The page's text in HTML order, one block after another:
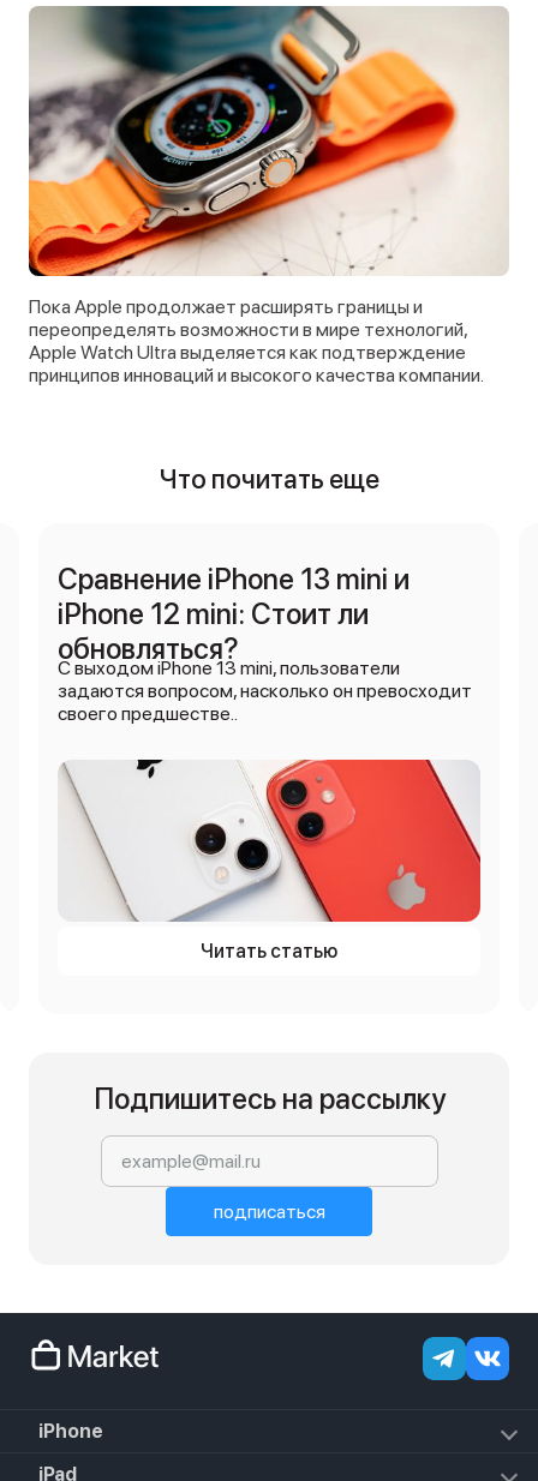
Пока Apple продолжает расширять границы и
переопределять возможности в мире технологий,
Apple Watch Ultra выделяется как подтверждение
принципов инноваций и высокого качества компании.
Что почитать еще
Сравнение iPhone 13 mini и
iPhone 12 mini: Стоит ли
обновляться?
С выходом iPhone 13 mini, пользователи
задаются вопросом, насколько он превосходит
своего предшестве..
Читать статью
Подпишитесь на рассылку
подписаться
iPhone
iPhone 18 Pro Max
iPad